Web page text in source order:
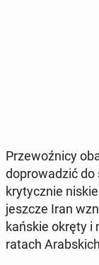
Prze­woź­ni­cy
do­pro­wa­dzić
kry­tycz­nie
jeszcze Iran
kań­skie okręty i
ra­tach